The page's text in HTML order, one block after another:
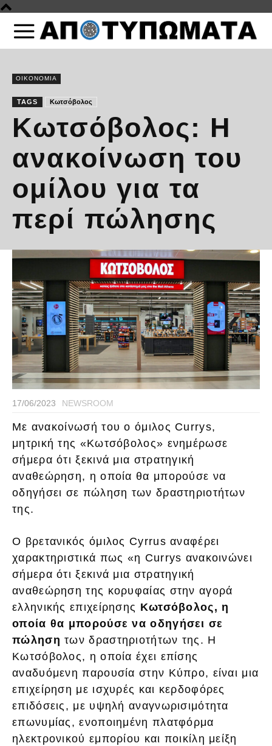
ΟΙΚΟΝΟΜΙΑ
TAGS Κωτσόβολος
Κωτσόβολος: Η
ανακοίνωση του
ομίλου για τα
περί πώλησης
17/06/2023 NEWSROOM
Με ανακοίνωσή του ο όμιλος Currys,
μητρική της «Κωτσόβολος» ενημέρωσε
σήμερα ότι ξεκινά μια στρατηγική
αναθεώρηση, η οποία θα μπορούσε να
οδηγήσει σε πώληση των δραστηριοτήτων
της.
Ο βρετανικός όμιλος Cyrrus αναφέρει
χαρακτηριστικά πως «η Currys ανακοινώνει
σήμερα ότι ξεκινά μια στρατηγική
αναθεώρηση της κορυφαίας στην αγορά
ελληνικής επιχείρησης Κωτσόβολος, η
οποία θα μπορούσε να οδηγήσει σε
πώληση των δραστηριοτήτων της. Η
Κωτσόβολος, η οποία έχει επίσης
αναδυόμενη παρουσία στην Κύπρο, είναι μια
επιχείρηση με ισχυρές και κερδοφόρες
επιδόσεις, με υψηλή αναγνωρισιμότητα
επωνυμίας, ενοποιημένη πλατφόρμα
ηλεκτρονικού εμπορίου και ποικίλη μείξη